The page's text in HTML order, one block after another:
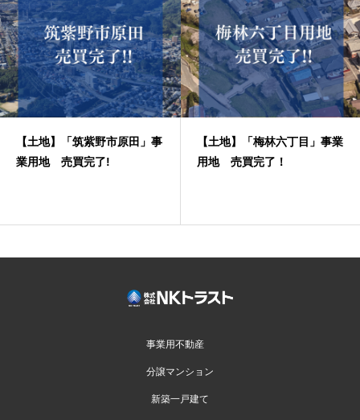
【土地】「筑紫野市原田」事
業用地 売買完了!
【土地】「梅林六丁目」事業
用地 売買完了！
事業用不動産
分譲マンション
新築一戸建て